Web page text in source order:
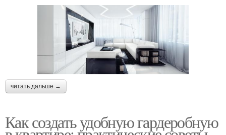
читать дальше →
Как создать удобную гардеробную